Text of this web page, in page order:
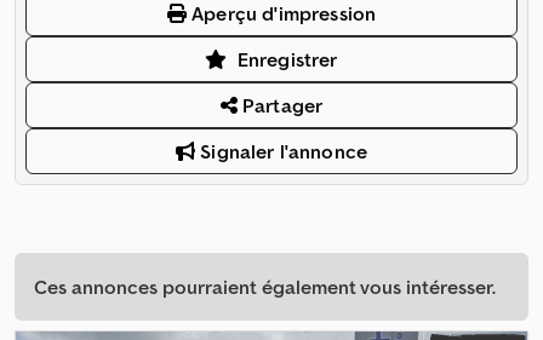
Aperçu d'impression
Enregistrer
Partager
Signaler l'annonce
Ces annonces pourraient également vous intéresser.